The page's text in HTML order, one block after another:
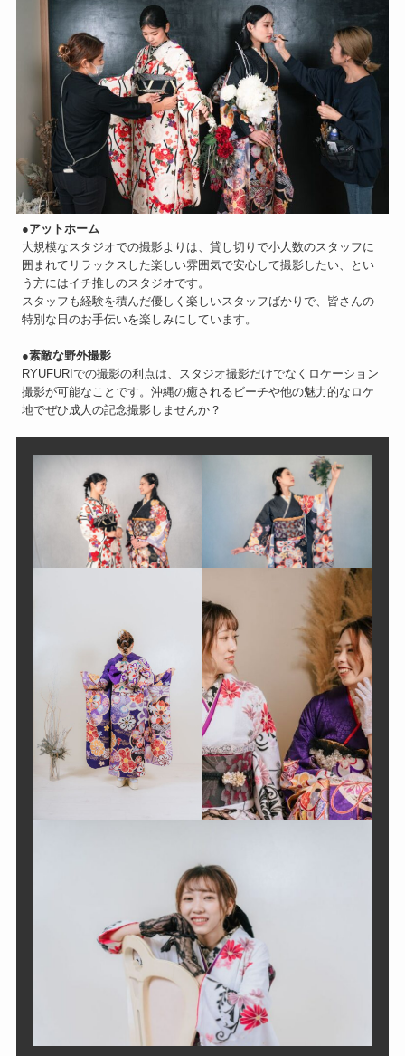
●アットホーム
大規模なスタジオでの撮影よりは、貸し切りで小人数のスタッフに
囲まれてリラックスした楽しい雰囲気で安心して撮影したい、とい
う方にはイチ推しのスタジオです。
スタッフも経験を積んだ優しく楽しいスタッフばかりで、皆さんの
特別な日のお手伝いを楽しみにしています。
●素敵な野外撮影
RYUFURIでの撮影の利点は、スタジオ撮影だけでなくロケーション
撮影が可能なことです。沖縄の癒されるビーチや他の魅力的なロケ
地でぜひ成人の記念撮影しませんか？